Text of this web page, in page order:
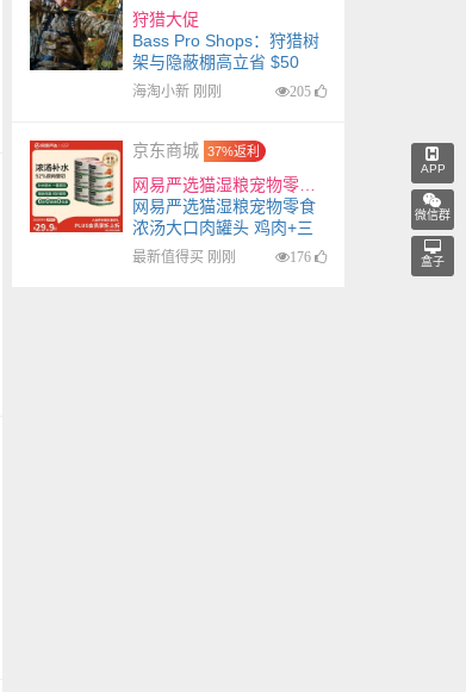
狩猎大促
Bass Pro Shops：狩猎树
架与隐蔽棚高立省 $50
海淘小新 刚刚 205
京东商城 37%返利
网易严选猫湿粮宠物零食浓汤大口肉罐头 鸡肉+三文鱼85g*6罐
网易严选猫湿粮宠物零食
浓汤大口肉罐头 鸡肉+三
文鱼85g*6罐
最新值得买 刚刚 176
APP
微信群
盒子